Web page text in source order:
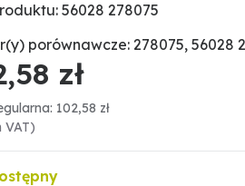
56028 278075
porównawcze: 278075, 56028
zł
102,58 zł
VAT)